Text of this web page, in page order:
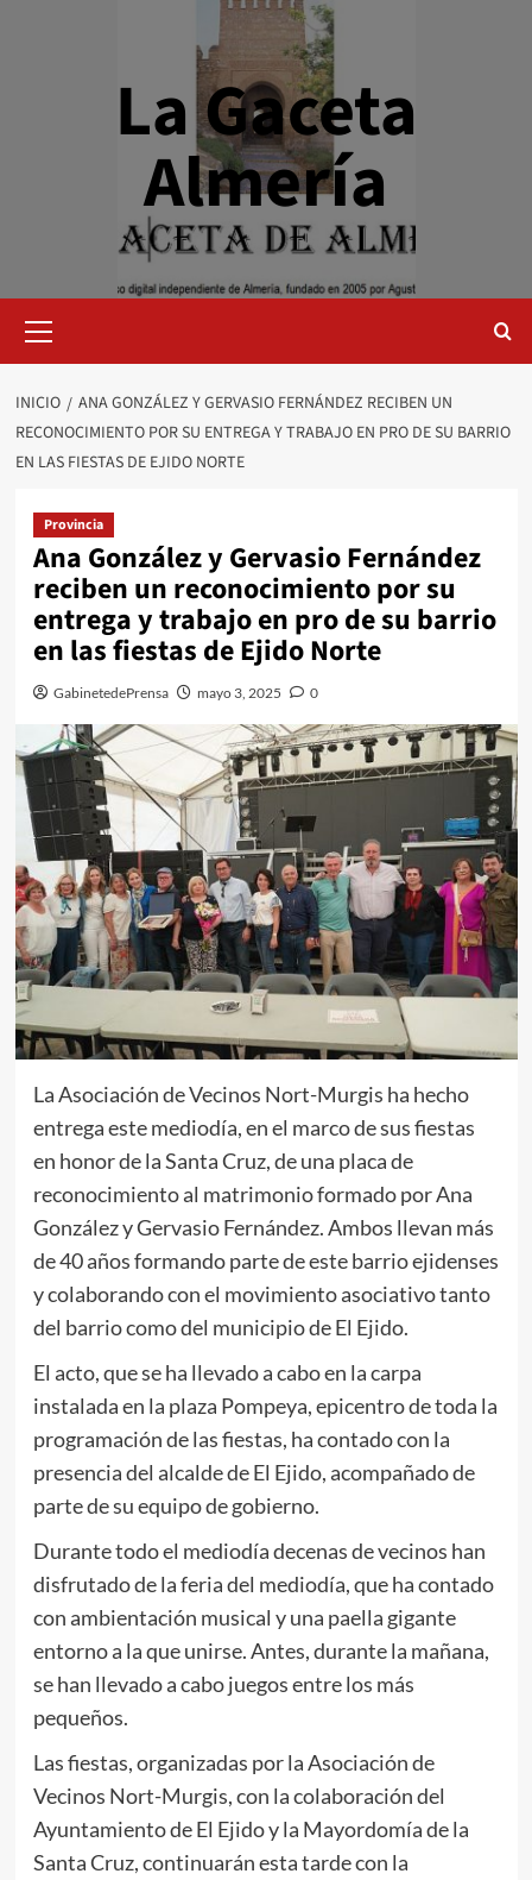
La Gaceta
Almería
primario
INICIO
ANA GONZÁLEZ Y GERVASIO FERNÁNDEZ RECIBEN UN
RECONOCIMIENTO POR SU ENTREGA Y TRABAJO EN PRO DE SU BARRIO
EN LAS FIESTAS DE EJIDO NORTE
Provincia
Ana González y Gervasio Fernández
reciben un reconocimiento por su
entrega y trabajo en pro de su barrio
en las fiestas de Ejido Norte
GabinetedePrensa mayo 3, 2025 0
La Asociación de Vecinos Nort-Murgis ha hecho
entrega este mediodía, en el marco de sus fiestas
en honor de la Santa Cruz, de una placa de
reconocimiento al matrimonio formado por Ana
González y Gervasio Fernández. Ambos llevan más
de 40 años formando parte de este barrio ejidenses
y colaborando con el movimiento asociativo tanto
del barrio como del municipio de El Ejido.
El acto, que se ha llevado a cabo en la carpa
instalada en la plaza Pompeya, epicentro de toda la
programación de las fiestas, ha contado con la
presencia del alcalde de El Ejido, acompañado de
parte de su equipo de gobierno.
Durante todo el mediodía decenas de vecinos han
disfrutado de la feria del mediodía, que ha contado
con ambientación musical y una paella gigante
entorno a la que unirse. Antes, durante la mañana,
se han llevado a cabo juegos entre los más
pequeños.
Las fiestas, organizadas por la Asociación de
Vecinos Nort-Murgis, con la colaboración del
Ayuntamiento de El Ejido y la Mayordomía de la
Santa Cruz, continuarán esta tarde con la